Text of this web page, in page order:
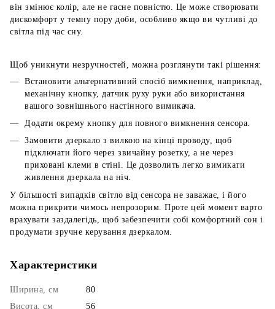
він змінює колір, але не гасне повністю. Це може створювати
дискомфорт у темну пору доби, особливо якщо ви чутливі до
світла під час сну.
Щоб уникнути незручностей, можна розглянути такі рішення:
Встановити альтернативний спосіб вимкнення, наприклад,
механічну кнопку, датчик руху руки або використання
вашого зовнішнього настінного вимикача.
Додати окрему кнопку для повного вимкнення сенсора.
Замовити дзеркало з вилкою на кінці проводу, щоб
підключати його через звичайну розетку, а не через
приховані клеми в стіні. Це дозволить легко вимикати
живлення дзеркала на ніч.
У більшості випадків світло від сенсора не заважає, і його
можна прикрити чимось непрозорим. Проте цей момент варто
врахувати заздалегідь, щоб забезпечити собі комфортний сон і
продумати зручне керування дзеркалом.
Характеристики
Ширина, см
80
Висота, см
56